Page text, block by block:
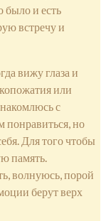
было и есть
встречу и
вижу глаза и
или
с
понравиться, но
Для того чтобы
память.
волнуюсь, порой
берут верх